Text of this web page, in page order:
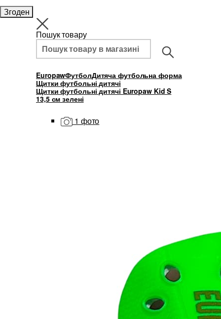
Згоден
Пошук товару
EuropawФутболДитяча футбольна форма
Щитки футбольні дитячі
Щитки футбольні дитячі Europaw Kid S
13,5 см зелені
1 фото